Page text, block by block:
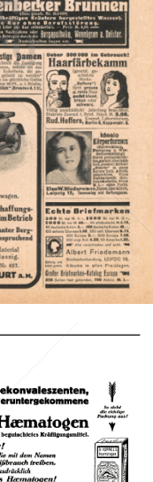
Haematogen
Bild-ID: 3181
Haematogen